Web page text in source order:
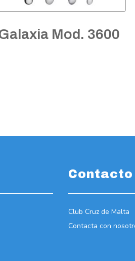
Mod. 3600
Contacto
Club Cruz de Malta
Contacta con